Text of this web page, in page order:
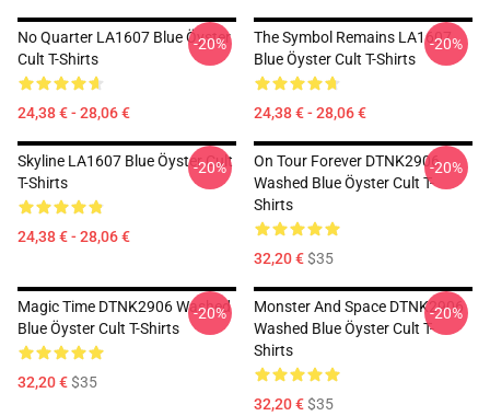
No Quarter LA1607 Blue Öyster
Cult T-Shirts
24,38 € - 28,06 €
-20%
The Symbol Remains LA1607
Blue Öyster Cult T-Shirts
24,38 € - 28,06 €
-20%
Skyline LA1607 Blue Öyster Cult
T-Shirts
24,38 € - 28,06 €
-20%
On Tour Forever DTNK2906
Washed Blue Öyster Cult T-
Shirts
32,20 €$35
-20%
Magic Time DTNK2906 Washed
Blue Öyster Cult T-Shirts
32,20 €$35
-20%
Monster And Space DTNK2906
Washed Blue Öyster Cult T-
Shirts
32,20 €$35
-20%